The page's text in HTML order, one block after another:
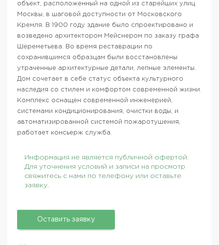
объект, расположенный на одной из старейших улиц
Москвы, в шаговой доступности от Московского
Кремля. В 1900 году здание было спроектировано и
возведено архитектором Мейснером по заказу графа
Шереметьева. Во время реставрации по
сохранившимся образцам были восстановлены
утраченные архитектурные детали, лепные элементы.
Дом сочетает в себе статус объекта культурного
наследия со стилем и комфортом современной жизни.
Комплекс оснащен современной инженерией,
системами кондиционирования, очистки воды, и
автоматизированной системой пожаротушения,
работает консьерж служба.
Информация не является публичной офертой.
Для уточнения условий и записи на просмотр
свяжитесь с нами по телефону или оставьте
заявку.
Оставить заявку